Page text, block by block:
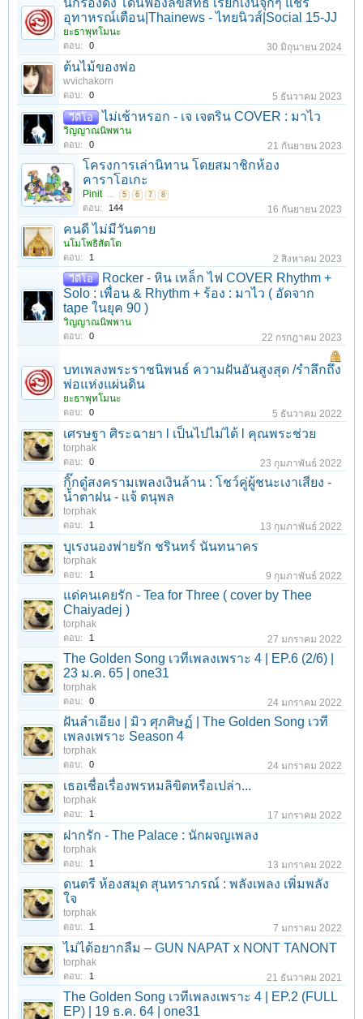
นักร้องดัง โดนฟ้องลิขสิทธิ์ เรียกเงินจุกๆ แชร์
อุทาหรณ์เตือน|Thainews - ไทยนิวส์|Social 15-JJ
ยะธาพุทโมนะ
ตอบ: 0 30 มิถุนายน 2024
ต้นไม้ของพ่อ
wvichakorn
ตอบ: 0 5 ธันวาคม 2023
วีดีโอ ไม่เช้าหรอก - เจ เจตริน COVER : มาไว
วิญญาณนิพพาน
ตอบ: 0 21 กันยายน 2023
โครงการเล่านิทาน โดยสมาชิกห้อง
คาราโอเกะ
Pinit ... 5 6 7 8
ตอบ: 144 16 กันยายน 2023
คนดี ไม่มีวันตาย
นโมโพธิสัตโต
ตอบ: 1 2 สิงหาคม 2023
วีดีโอ
Rocker - หิน เหล็ก ไฟ COVER Rhythm +
Solo : เพื่อน & Rhythm + ร้อง : มาไว ( อัดจาก
tape ในยุค 90 )
วิญญาณนิพพาน
ตอบ: 0 22 กรกฎาคม 2023
บทเพลงพระราชนิพนธ์ ความฝันอันสูงสุด /รำลึกถึง
พ่อแห่งแผ่นดิน
ยะธาพุทโมนะ
ตอบ: 0 5 ธันวาคม 2022
เศรษฐา ศิระฉายา l เป็นไปไม่ได้ l คุณพระช่วย
torphak
ตอบ: 0 23 กุมภาพันธ์ 2022
กิ๊กดู๋สงครามเพลงเงินล้าน : โชว์คู่ผู้ชนะเงาเสียง -
น้ำตาฝน - เเจ้ ดนุพล
torphak
ตอบ: 1 13 กุมภาพันธ์ 2022
บุเรงนองพ่ายรัก ชรินทร์ นันทนาคร
torphak
ตอบ: 1 9 กุมภาพันธ์ 2022
แด่คนเคยรัก - Tea for Three ( cover by Thee
Chaiyadej )
torphak
ตอบ: 1 27 มกราคม 2022
The Golden Song เวทีเพลงเพราะ 4 | EP.6 (2/6) |
23 ม.ค. 65 | one31
torphak
ตอบ: 0 24 มกราคม 2022
ฝันลำเอียง | มิว ศุภศิษฏ์ | The Golden Song เวที
เพลงเพราะ Season 4
torphak
ตอบ: 0 24 มกราคม 2022
เธอเชื่อเรื่องพรหมลิขิตหรือเปล่า...
torphak
ตอบ: 1 17 มกราคม 2022
ฝากรัก - The Palace : นักผจญเพลง
torphak
ตอบ: 1 13 มกราคม 2022
ดนตรี ห้องสมุด สุนทราภรณ์ : พลังเพลง เพิ่มพลัง
ใจ
torphak
ตอบ: 1 7 มกราคม 2022
ไม่ได้อยากลืม – GUN NAPAT x NONT TANONT
torphak
ตอบ: 1 21 ธันวาคม 2021
The Golden Song เวทีเพลงเพราะ 4 | EP.2 (FULL
EP) | 19 ธ.ค. 64 | one31
2 3 4 5